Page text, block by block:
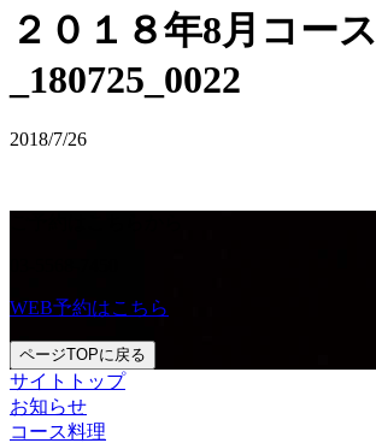
２０１８年8月コース
_180725_0022
2018/7/26
WEB予約はこちら
ページTOPに戻る
サイトトップ
お知らせ
コース料理